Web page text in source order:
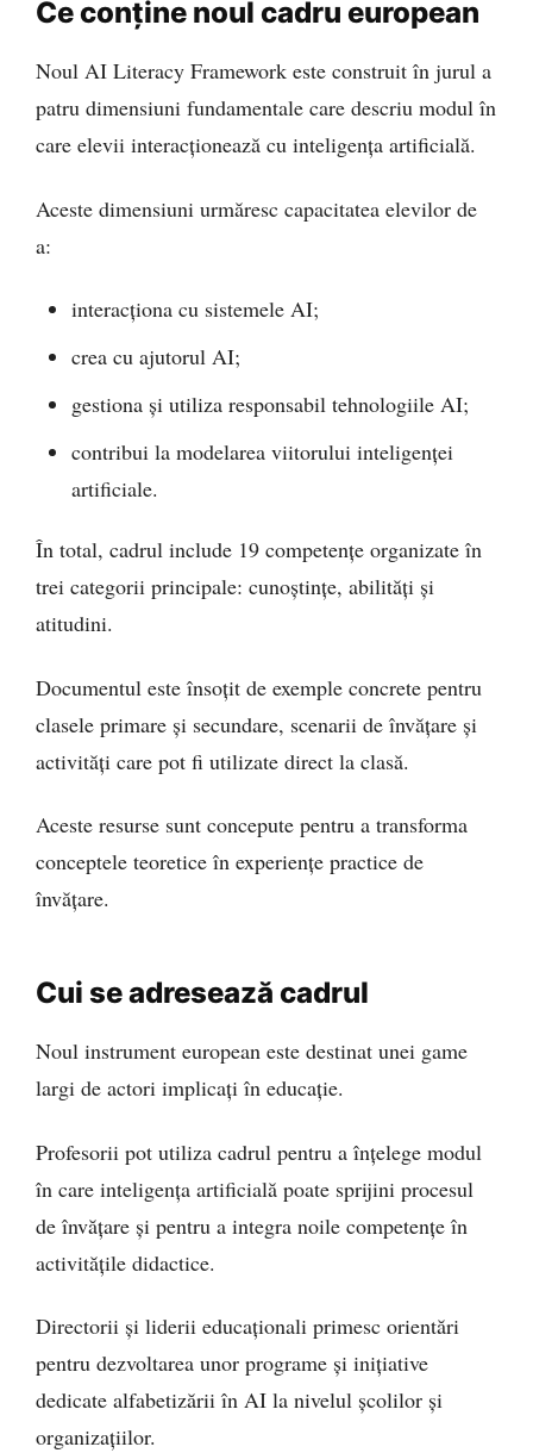
Ce conține noul cadru european
Noul AI Literacy Framework este construit în jurul a
patru dimensiuni fundamentale care descriu modul în
care elevii interacționează cu inteligența artificială.
Aceste dimensiuni urmăresc capacitatea elevilor de
a:
interacționa cu sistemele AI;
crea cu ajutorul AI;
gestiona și utiliza responsabil tehnologiile AI;
contribui la modelarea viitorului inteligenței
artificiale.
În total, cadrul include 19 competențe organizate în
trei categorii principale: cunoștințe, abilități și
atitudini.
Documentul este însoțit de exemple concrete pentru
clasele primare și secundare, scenarii de învățare și
activități care pot fi utilizate direct la clasă.
Aceste resurse sunt concepute pentru a transforma
conceptele teoretice în experiențe practice de
învățare.
Cui se adresează cadrul
Noul instrument european este destinat unei game
largi de actori implicați în educație.
Profesorii pot utiliza cadrul pentru a înțelege modul
în care inteligența artificială poate sprijini procesul
de învățare și pentru a integra noile competențe în
activitățile didactice.
Directorii și liderii educaționali primesc orientări
pentru dezvoltarea unor programe și inițiative
dedicate alfabetizării în AI la nivelul școlilor și
organizațiilor.